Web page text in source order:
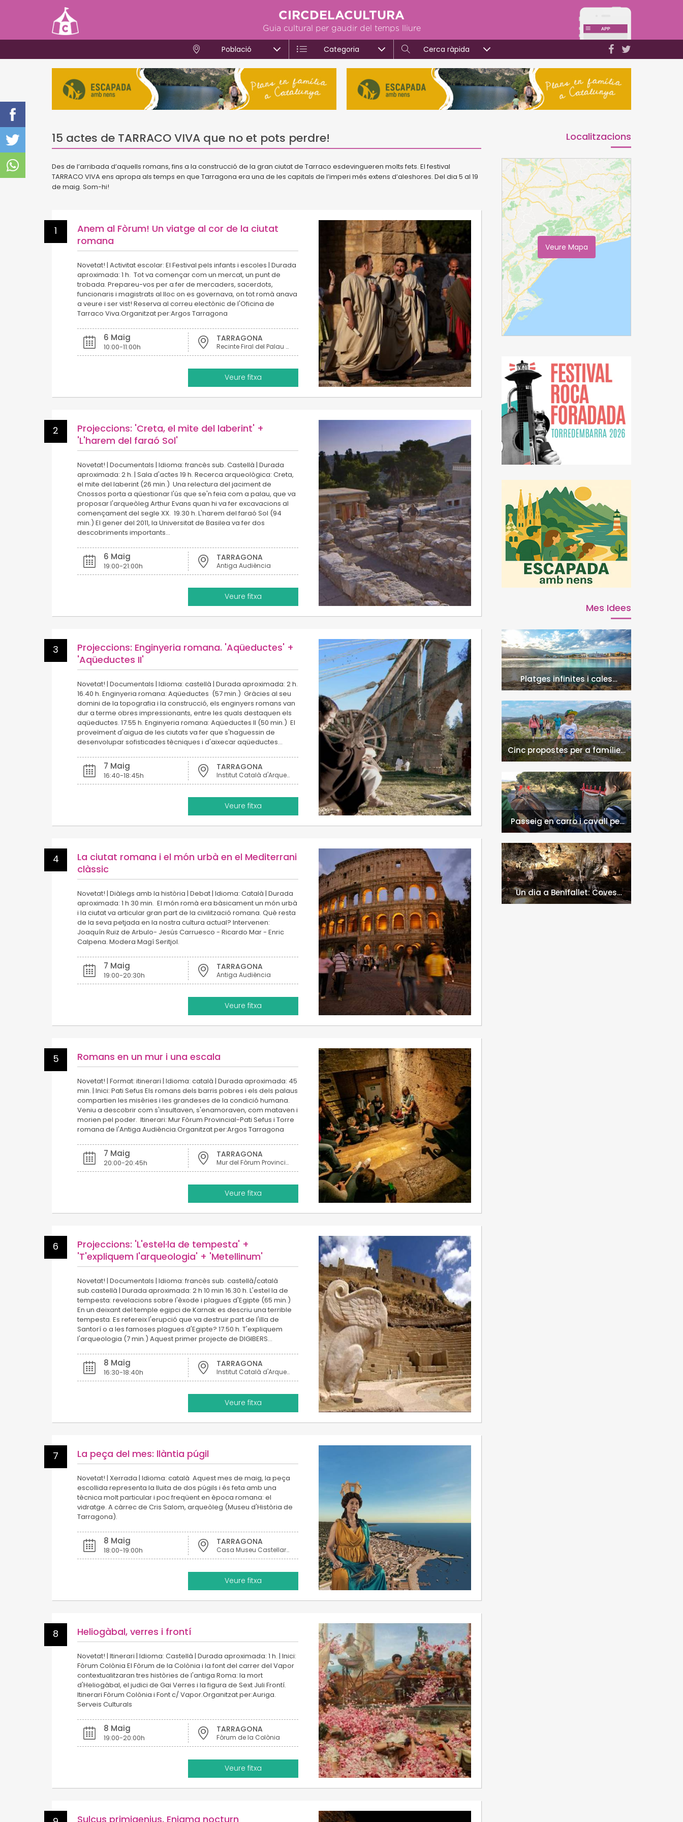
CIRCDELACULTURA
Guia cultural per gaudir del temps lliure
Població Categoria Cerca ràpida
15 actes de TARRACO VIVA que no et pots perdre!
Des de l’arribada d’aquells romans, fins a la construcció de la gran ciutat de Tarraco esdevingueren molts fets. El festival
TARRACO VIVA ens apropa als temps en que Tarragona era una de les capitals de l’imperi més extens d’aleshores. Del dia 5 al 19
de maig. Som-hi!
1
Anem al Fòrum! Un viatge al cor de la ciutat
romana
Novetat! | Activitat escolar: El Festival pels infants i escoles | Durada
aproximada: 1 h. Tot va començar com un mercat, un punt de
trobada. Prepareu-vos per a fer de mercaders, sacerdots,
funcionaris i magistrats al lloc on es governava, on tot romà anava
a veure i ser vist! Reserva al correu electònic de l'Oficina de
Tarraco Viva.Organitzat per:Argos Tarragona
6 Maig
10:00-11:00h
TARRAGONA
Recinte Firal del Palau de Congressos de Tarragona
Veure fitxa
2
Projeccions: 'Creta, el mite del laberint' +
'L'harem del faraó Sol'
Novetat! | Documentals | Idioma: francès sub. Castellà | Durada
aproximada: 2 h. | Sala d'actes 19 h. Recerca arqueològica: Creta,
el mite del laberint (26 min.) Una relectura del jaciment de
Cnossos porta a qüestionar l'ús que se'n feia com a palau, que va
proposar l'arqueòleg Arthur Evans quan hi va fer excavacions al
començament del segle XX. 19.30 h. L'harem del faraó Sol (94
min.) El gener del 2011, la Universitat de Basilea va fer dos
descobriments importants…
6 Maig
19:00-21:00h
TARRAGONA
Antiga Audiència
Veure fitxa
3
Projeccions: Enginyeria romana. 'Aqüeductes' +
'Aqüeductes II'
Novetat! | Documentals | Idioma: castellà | Durada aproximada: 2 h.
16.40 h. Enginyeria romana: Aqüeductes (57 min.) Gràcies al seu
domini de la topografia i la construcció, els enginyers romans van
dur a terme obres impressionants, entre les quals destaquen els
aqüeductes. 17.55 h. Enginyeria romana: Aqüeductes II (50 min.) El
proveïment d'aigua de les ciutats va fer que s'haguessin de
desenvolupar sofisticades tècniques i d'aixecar aqüeductes…
7 Maig
16:40-18:45h
TARRAGONA
Institut Català d'Arqueologia Clàssica (ICAC)
Veure fitxa
4
La ciutat romana i el món urbà en el Mediterrani
clàssic
Novetat! | Diàlegs amb la història | Debat | Idioma: Català | Durada
aproximada: 1 h 30 min. El món romà era bàsicament un món urbà
i la ciutat va articular gran part de la civilització romana. Què resta
de la seva petjada en la nostra cultura actual? Intervenen:
Joaquín Ruiz de Arbulo- Jesús Carruesco - Ricardo Mar - Enric
Calpena. Modera Magí Seritjol.
7 Maig
19:00-20:30h
TARRAGONA
Antiga Audiència
Veure fitxa
5 Romans en un mur i una escala
Novetat! | Format: itinerari | Idioma: català | Durada aproximada: 45
min. | Inici: Pati Sefus Els romans dels barris pobres i els dels palaus
compartien les misèries i les grandeses de la condició humana.
Veniu a descobrir com s'insultaven, s'enamoraven, com mataven i
morien pel poder. Itinerari: Mur Fòrum Provincial-Pati Sefus i Torre
romana de l'Antiga Audiència.Organitzat per:Argos Tarragona
7 Maig
20:00-20:45h
TARRAGONA
Mur del Fòrum Provincial (Casa Sefus)
Veure fitxa
6
Projeccions: 'L'estel·la de tempesta' +
'T'expliquem l'arqueologia' + 'Metellinum'
Novetat! | Documentals | Idioma: francès sub. castellà/català
sub.castellà | Durada aproximada: 2 h 10 min 16.30 h. L'estel·la de
tempesta: revelacions sobre l'èxode i plagues d'Egipte (65 min.)
En un deixant del temple egipci de Karnak es descriu una terrible
tempesta. Es refereix l'erupció que va destruir part de l'illa de
Santorí o a les famoses plagues d'Egipte? 17.50 h. T'expliquem
l'arqueologia (7 min.) Aquest primer projecte de DIGIBERS…
8 Maig
16:30-18:40h
TARRAGONA
Institut Català d'Arqueologia Clàssica (ICAC)
Veure fitxa
7 La peça del mes: llàntia púgil
Novetat! | Xerrada | Idioma: català Aquest mes de maig, la peça
escollida representa la lluita de dos púgils i és feta amb una
tècnica molt particular i poc freqüent en època romana: el
vidratge. A càrrec de Cris Salom, arqueòleg (Museu d'Història de
Tarragona).
8 Maig
18:00-19:00h
TARRAGONA
Casa Museu Castellarnau
Veure fitxa
8 Heliogàbal, verres i frontí
Novetat! | Itinerari | Idioma: Castellà | Durada aproximada: 1 h. | Inici:
Fòrum Colònia El Fòrum de la Colònia i la font del carrer del Vapor
contextualitzaran tres històries de l'antiga Roma: la mort
d'Heliogàbal, el judici de Gai Verres i la figura de Sext Juli Frontí.
Itinerari Fòrum Colònia i Font c/ Vapor.Organitzat per:Auriga.
Serveis Culturals
8 Maig
19:00-20:00h
TARRAGONA
Fòrum de la Colònia
Veure fitxa
Sulcus primigenius. Enigma nocturn
Localitzacions
Veure Mapa
Mes Idees
Platges infinites i cales
naturals a l'Hospitalet de
l'Infant i la Vall de Llors
Cinc propostes per a famílies
a l'Hospitalet de l'Infant i la
Vall de Llors
Passeig en carro i cavall per
l'entorn de Nulles
Un dia a Benifallet: Coves
Meravelles i Via Verda